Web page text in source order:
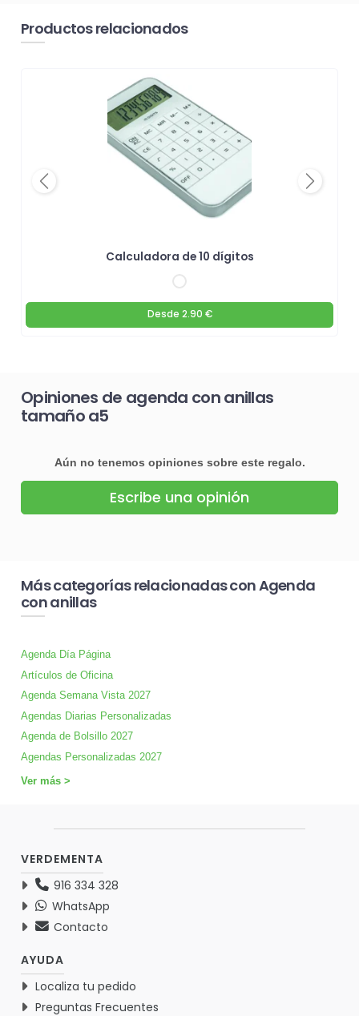
Productos relacionados
Calculadora de 10 dígitos
Desde 2.90 €
Previous Next
Opiniones de agenda con anillas
tamaño a5
Aún no tenemos opiniones sobre este regalo.
Escribe una opinión
Más categorías relacionadas con Agenda
con anillas
Agenda Día Página
Artículos de Oficina
Agenda Semana Vista 2027
Agendas Diarias Personalizadas
Agenda de Bolsillo 2027
Agendas Personalizadas 2027
Ver más >
VERDEMENTA
916 334 328
WhatsApp
Contacto
AYUDA
Localiza tu pedido
Preguntas Frecuentes